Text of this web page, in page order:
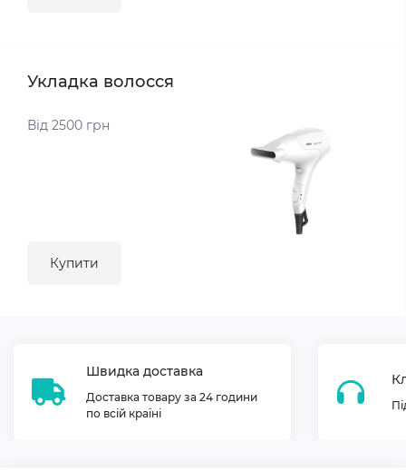
Укладка волосся
Від 2500 грн
Купити
Швидка доставка
Доставка товару за 24 години
по всій країні